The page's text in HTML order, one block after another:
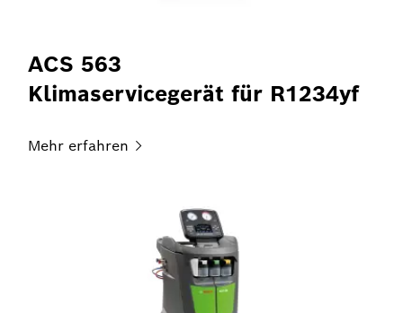
ACS 563
Klimaservicegerät für R1234yf
Mehr erfahren